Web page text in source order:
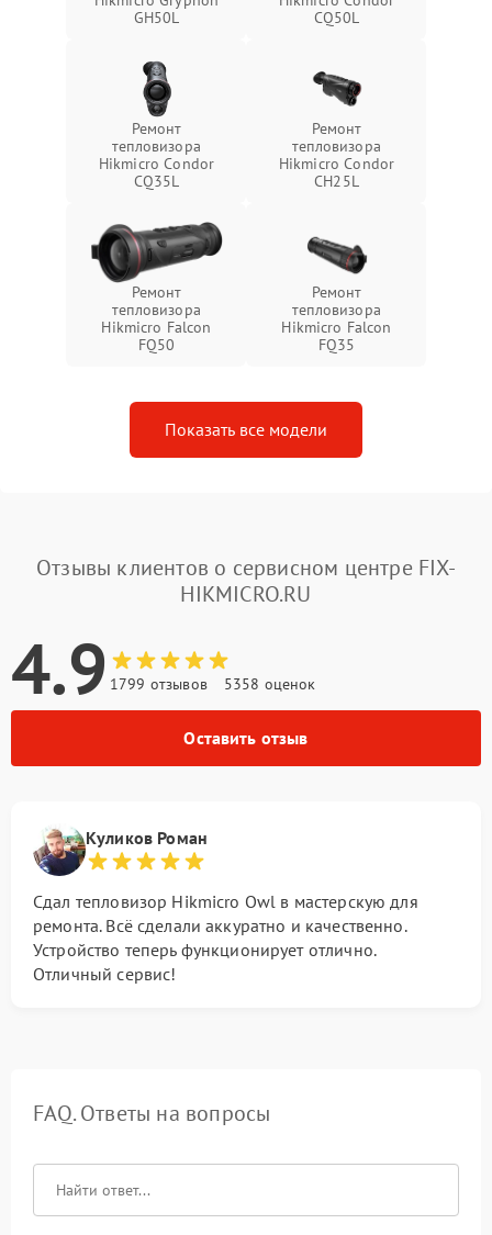
GH50L
CQ50L
Ремонт
тепловизора
Hikmicro Condor
CQ35L
Ремонт
тепловизора
Hikmicro Condor
CH25L
Ремонт
тепловизора
Hikmicro Falcon
FQ50
Ремонт
тепловизора
Hikmicro Falcon
FQ35
Показать все модели
Отзывы клиентов о сервисном центре FIX-
HIKMICRO.RU
4.9 1799 отзывов 5358 оценок
Оставить отзыв
Куликов Роман
Сдал тепловизор Hikmicro Owl в мастерскую для
ремонта. Всё сделали аккуратно и качественно.
Устройство теперь функционирует отлично.
Отличный сервис!
FAQ. Ответы на вопросы